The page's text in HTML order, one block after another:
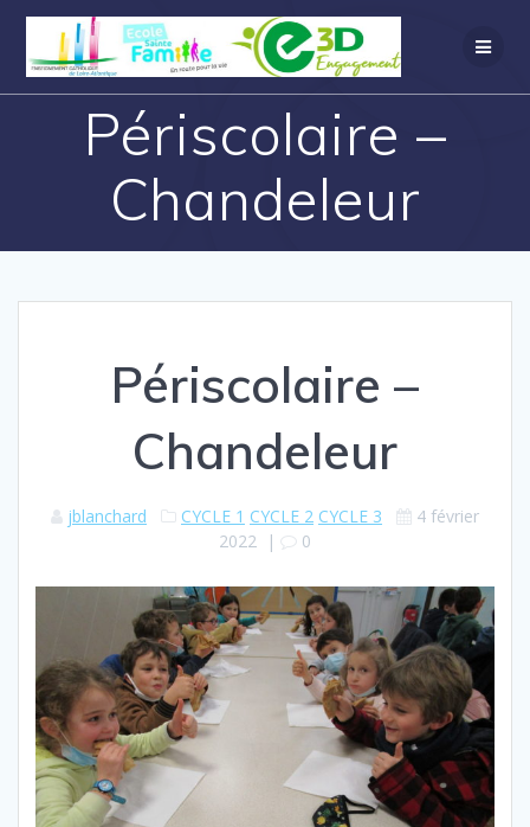
Périscolaire –
Chandeleur
Périscolaire –
Chandeleur
jblanchard CYCLE 1 CYCLE 2 CYCLE 3
4 février
2022 | 0